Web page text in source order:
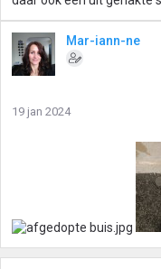
Mar-iann-ne
19 jan 2024